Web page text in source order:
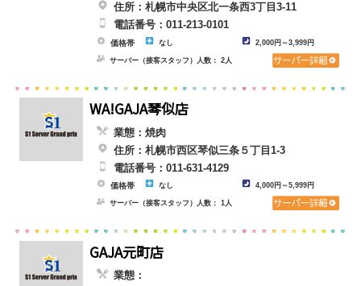
住所：札幌市中央区北一条西3丁目3-11
電話番号：011-213-0101
価格帯 なし 2,000円～3,999円
サーバー（接客スタッフ）人数： 2人
WA!GAJA琴似店
業態：焼肉
住所：札幌市西区琴似三条５丁目1-3
電話番号：011-631-4129
価格帯 なし 4,000円～5,999円
サーバー（接客スタッフ）人数： 1人
GAJA元町店
業態：